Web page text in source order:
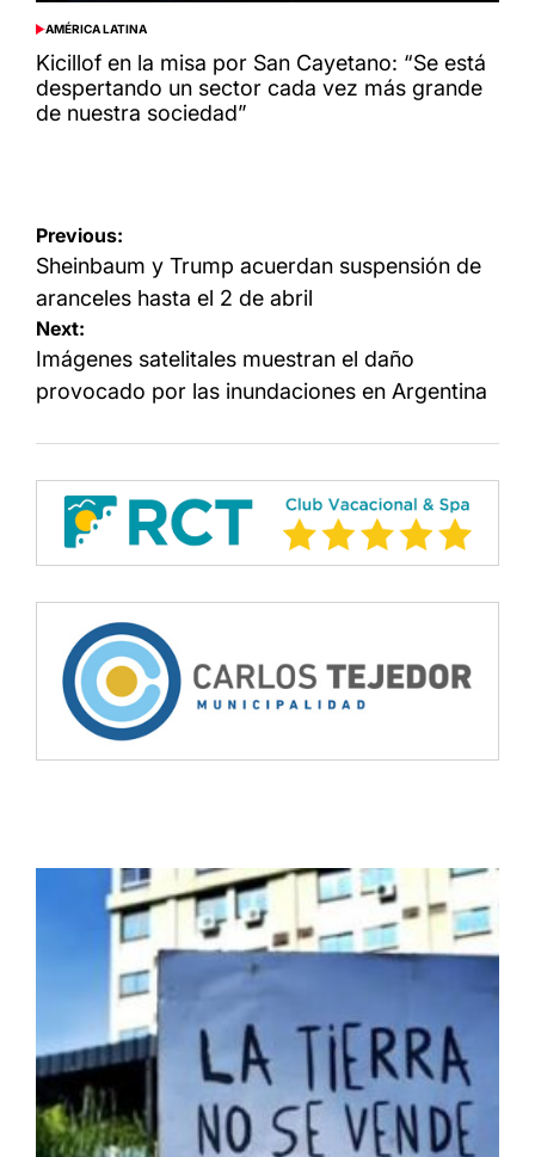
POSTED
IN
AMÉRICA LATINA
Kicillof en la misa por San Cayetano: “Se está
despertando un sector cada vez más grande
de nuestra sociedad”
Navegación
de
entradas
Previous:
Sheinbaum y Trump acuerdan suspensión de
aranceles hasta el 2 de abril
Next:
Imágenes satelitales muestran el daño
provocado por las inundaciones en Argentina